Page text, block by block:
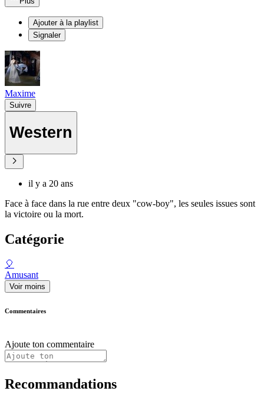
Ajouter à la playlist
Signaler
Maxime
Suivre
Western
il y a 20 ans
Face à face dans la rue entre deux "cow-boy", les seules issues sont
la victoire ou la mort.
Catégorie
🎈
Amusant
Voir moins
Commentaires
Ajoute ton commentaire
Recommandations